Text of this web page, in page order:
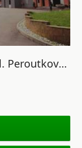
Pronájem pokojů, OV, od 16m2, ul. Peroutkova 531,Praha 5